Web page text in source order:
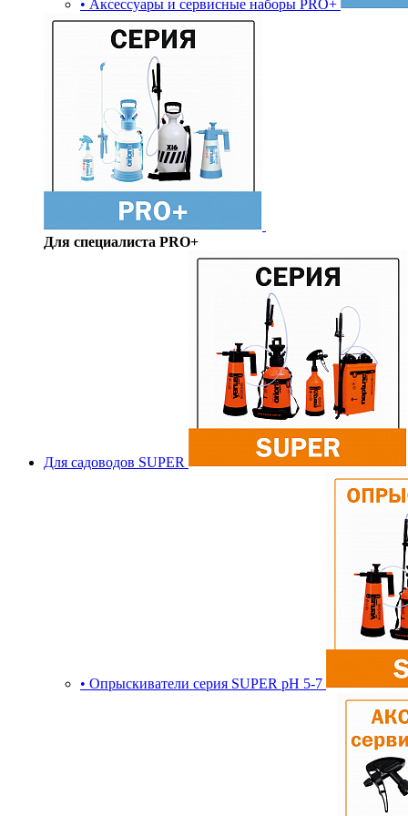
• Аксессуары и сервисные наборы PRO+
Для специалиста PRO+
Для садоводов SUPER
• Опрыскиватели серия SUPER pH 5-7